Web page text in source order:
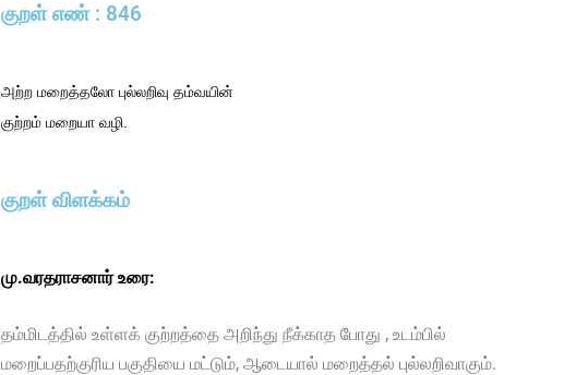
குறள் எண் : 846
அற்ற மறைத்தலோ புல்லறிவு தம்வயின்
குற்றம் மறையா வழி.
குறள் விளக்கம்
மு.வரதராசனார் உரை:
தம்மிடத்தில் உள்ளக் குற்றத்தை அறிந்து நீக்காத போது , உடம்பில்
மறைப்பதற்குரிய பகுதியை மட்டும், ஆடையால் மறைத்தல் புல்லறிவாகும்.